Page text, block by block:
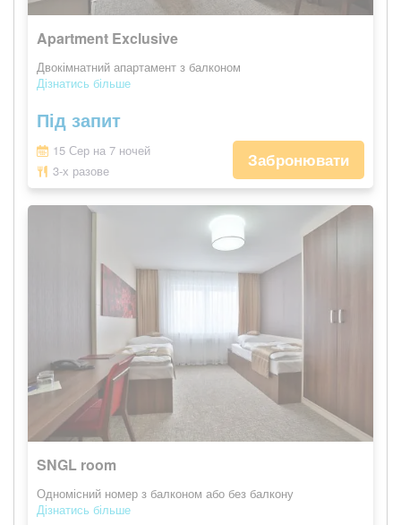
Apartment Exclusive
Двокімнатний апартамент з балконом
Дізнатись більше
Під запит
15 Сер на 7 ночей
3-х разове
Забронювати
SNGL room
Одномісний номер з балконом або без балкону
Дізнатись більше